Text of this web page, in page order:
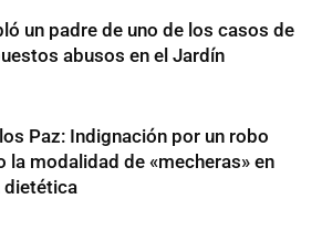
un padre de uno de los casos de
abusos en el Jardín
Paz: Indignación por un robo
la modalidad de «mecheras» en
dietética